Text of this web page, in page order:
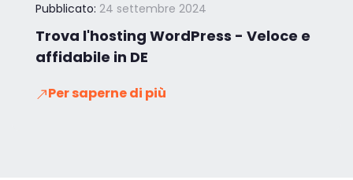
Pubblicato: 24 settembre 2024
Trova l'hosting WordPress - Veloce e
affidabile in DE
Per saperne di più